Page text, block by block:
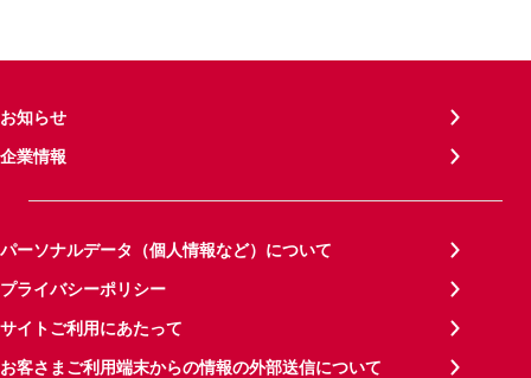
お知らせ
企業情報
パーソナルデータ（個人情報など）について
プライバシーポリシー
サイトご利用にあたって
お客さまご利用端末からの情報の外部送信について